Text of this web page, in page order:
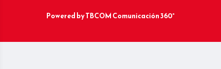
Powered byTBCOM Comunicación 360°